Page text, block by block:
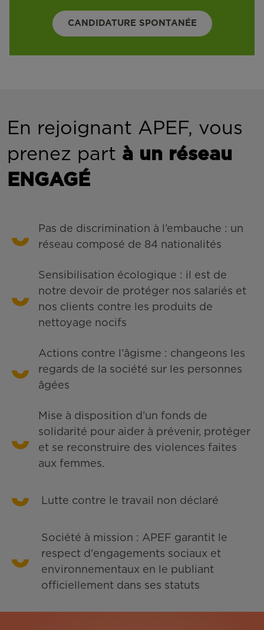
CANDIDATURE SPONTANÉE
En rejoignant APEF, vous
prenez part à un réseau
ENGAGÉ
Pas de discrimination à l’embauche : un
réseau composé de 84 nationalités
Sensibilisation écologique : il est de
notre devoir de protéger nos salariés et
nos clients contre les produits de
nettoyage nocifs
Actions contre l’âgisme : changeons les
regards de la société sur les personnes
âgées
Mise à disposition d’un fonds de
solidarité pour aider à prévenir, protéger
et se reconstruire des violences faites
aux femmes.
Lutte contre le travail non déclaré
Société à mission : APEF garantit le
respect d'engagements sociaux et
environnementaux en le publiant
officiellement dans ses statuts